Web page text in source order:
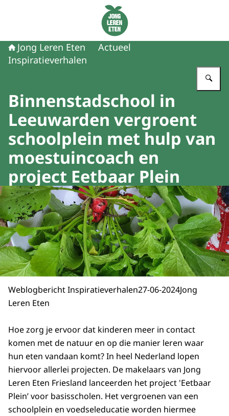
Naar de homepage van Jong Leren Eten
Jong Leren Eten
Actueel
Inspiratieverhalen
Binnenstadschool in
Leeuwarden vergroent
schoolplein met hulp van
moestuincoach en
project Eetbaar Plein
Weblogbericht Inspiratieverhalen27-06-2024Jong
Leren Eten
Hoe zorg je ervoor dat kinderen meer in contact
komen met de natuur en op die manier leren waar
hun eten vandaan komt? In heel Nederland lopen
hiervoor allerlei projecten. De makelaars van Jong
Leren Eten Friesland lanceerden het project 'Eetbaar
Plein’ voor basisscholen. Het vergroenen van een
schoolplein en voedseleducatie worden hiermee